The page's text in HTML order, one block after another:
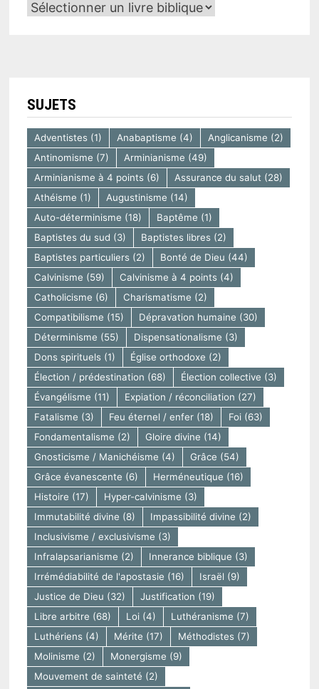
SUJETS
Adventistes(1) Anabaptisme (4) Anglicanisme (2)
Antinomisme (7) Arminianisme (49)
Arminianisme à 4 points(6) Assurance du salut(28)
Athéisme (1) Augustinisme (14)
Auto-déterminisme (18) Baptême (1)
Baptistes du sud (3) Baptistes libres(2)
Baptistes particuliers(2) Bonté de Dieu (44)
Calvinisme (59) Calvinisme à 4 points(4)
Catholicisme (6) Charismatisme (2)
Compatibilisme (15) Dépravation humaine (30)
Déterminisme (55) Dispensationalisme (3)
Dons spirituels(1) Église orthodoxe (2)
Élection / prédestination (68) Élection collective (3)
Évangélisme (11) Expiation / réconciliation (27)
Fatalisme (3) Feu éternel / enfer(18) Foi(63)
Fondamentalisme (2) Gloire divine (14)
Gnosticisme / Manichéisme (4) Grâce (54)
Grâce évanescente (6) Herméneutique (16)
Histoire (17) Hyper-calvinisme (3)
Immutabilité divine (8) Impassibilité divine (2)
Inclusivisme / exclusivisme (3)
Infralapsarianisme (2) Innerance biblique (3)
Irrémédiabilité de l'apostasie (16) Israël (9)
Justice de Dieu (32) Justification (19)
Libre arbitre (68) Loi(4) Luthéranisme (7)
Luthériens(4) Mérite (17) Méthodistes(7)
Molinisme (2) Monergisme (9)
Mouvement de sainteté (2)